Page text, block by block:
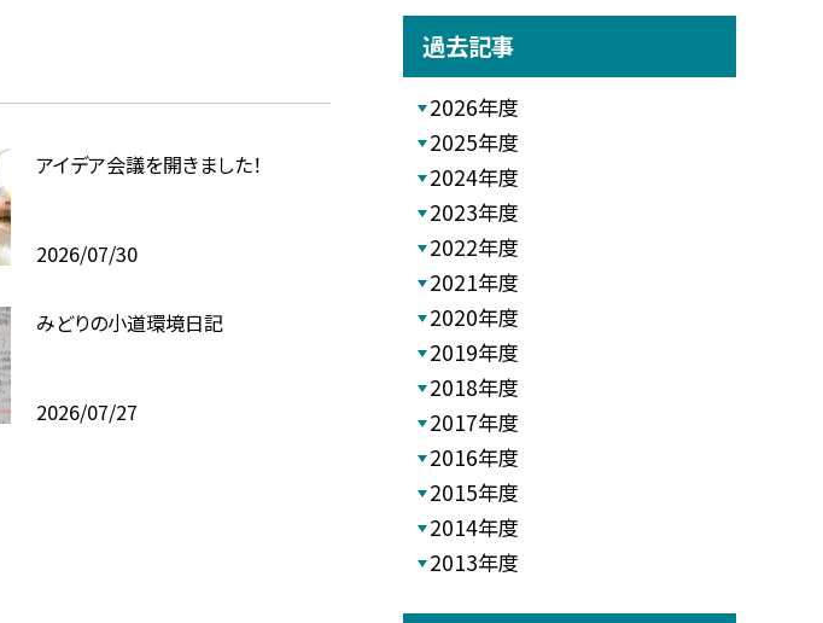
アイデア会議を開きました！
2026/07/30
みどりの小道環境日記
2026/07/27
過去記事
2026年度
2025年度
2024年度
2023年度
2022年度
2021年度
2020年度
2019年度
2018年度
2017年度
2016年度
2015年度
2014年度
2013年度